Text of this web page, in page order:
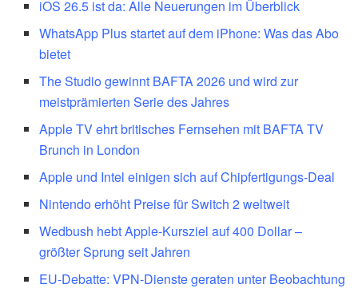
iOS 26.5 ist da: Alle Neuerungen im Überblick
WhatsApp Plus startet auf dem iPhone: Was das Abo
bietet
The Studio gewinnt BAFTA 2026 und wird zur
meistprämierten Serie des Jahres
Apple TV ehrt britisches Fernsehen mit BAFTA TV
Brunch in London
Apple und Intel einigen sich auf Chipfertigungs-Deal
Nintendo erhöht Preise für Switch 2 weltweit
Wedbush hebt Apple-Kursziel auf 400 Dollar –
größter Sprung seit Jahren
EU-Debatte: VPN-Dienste geraten unter Beobachtung